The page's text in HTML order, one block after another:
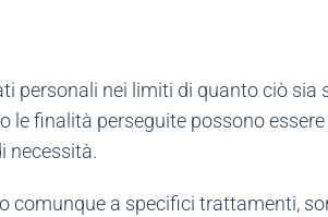
personali nei limiti di quanto ciò
finalità perseguite possono
necessità.
comunque a specifici trattamenti,